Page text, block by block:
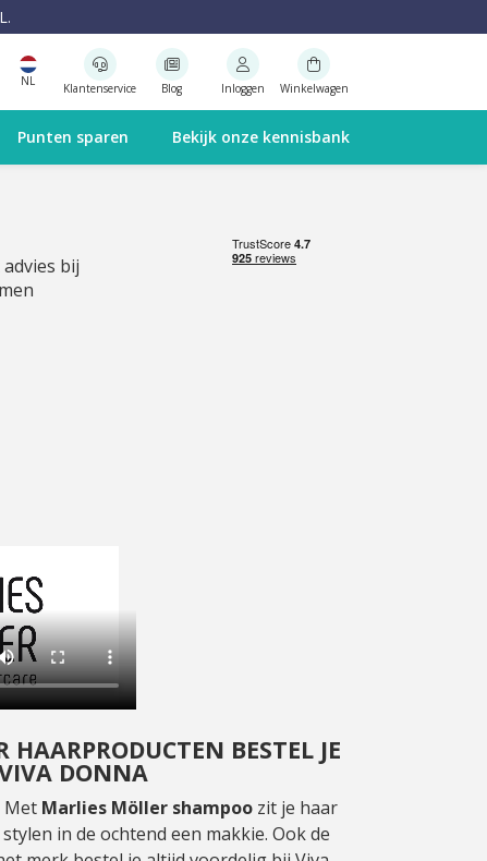
NL Klantenservice Blog Inloggen Winkelwagen
Punten sparen Bekijk onze kennisbank
bij
HAARPRODUCTEN BESTEL JE
DONNA
Met Marlies Möller shampoo zit je haar
in de ochtend een makkie. Ook de